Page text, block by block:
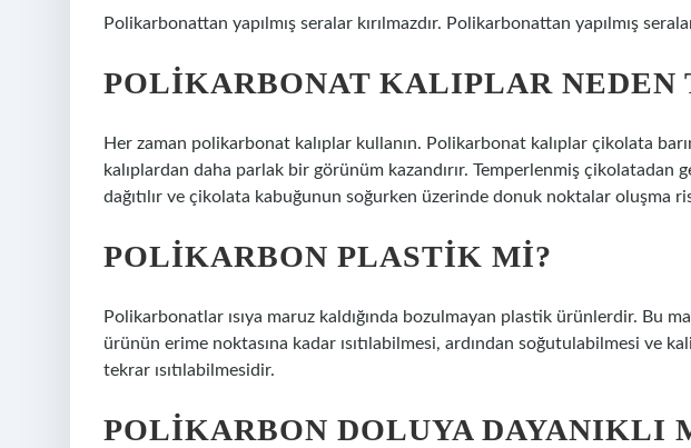
Polikarbonattan yapılmış seralar kırılmazdır. Polikarbonattan yapılmış seralar
POLIKARBONAT KALIPLAR NEDEN
Her zaman polikarbonat kalıplar kullanın. Polikarbonat kalıplar çikolata
kalıplardan daha parlak bir görünüm kazandırır. Temperlenmiş çikolatadan
dağıtılır ve çikolata kabuğunun soğurken üzerinde donuk noktalar oluşma
POLIKARBON PLASTIK MI?
Polikarbonatlar ısıya maruz kaldığında bozulmayan plastik ürünlerdir. Bu
ürünün erime noktasına kadar ısıtılabilmesi, ardından soğutulabilmesi ve
tekrar ısıtılabilmesidir.
POLIKARBON DOLUYA DAYANIKLI